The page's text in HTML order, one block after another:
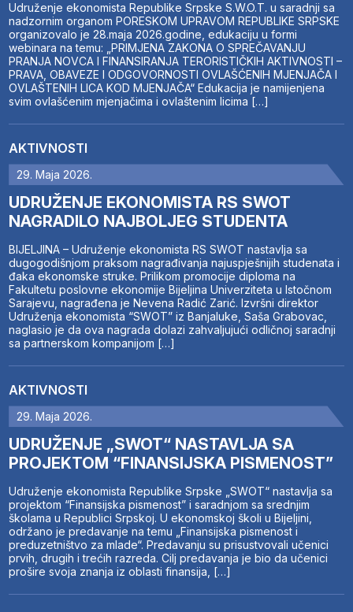
Udruženje ekonomista Republike Srpske S.W.O.T. u saradnji sa
nadzornim organom PORESKOM UPRAVOM REPUBLIKE SRPSKE
organizovalo je 28.maja 2026.godine, edukaciju u formi
webinara na temu: „PRIMJENA ZAKONA O SPREČAVANJU
PRANJA NOVCA I FINANSIRANJA TERORISTIČKIH AKTIVNOSTI –
PRAVA, OBAVEZE I ODGOVORNOSTI OVLAŠĆENIH MJENJAČA I
OVLAŠTENIH LICA KOD MJENJAČA“ Edukacija je namijenjena
svim ovlašćenim mjenjačima i ovlaštenim licima […]
AKTIVNOSTI
29. Maja 2026.
UDRUŽENJE EKONOMISTA RS SWOT
NAGRADILO NAJBOLJEG STUDENTA
BIJELJINA – Udruženje ekonomista RS SWOT nastavlja sa
dugogodišnjom praksom nagrađivanja najuspješnijih studenata i
đaka ekonomske struke. Prilikom promocije diploma na
Fakultetu poslovne ekonomije Bijeljina Univerziteta u Istočnom
Sarajevu, nagrađena je Nevena Radić Zarić. Izvršni direktor
Udruženja ekonomista “SWOT” iz Banjaluke, Saša Grabovac,
naglasio je da ova nagrada dolazi zahvaljujući odličnoj saradnji
sa partnerskom kompanijom […]
AKTIVNOSTI
29. Maja 2026.
UDRUŽENJE „SWOT“ NASTAVLJA SA
PROJEKTOM “FINANSIJSKA PISMENOST”
Udruženje ekonomista Republike Srpske „SWOT“ nastavlja sa
projektom “Finansijska pismenost” i saradnjom sa srednjim
školama u Republici Srpskoj. U ekonomskoj školi u Bijeljini,
održano je predavanje na temu „Finansijska pismenost i
preduzetništvo za mlade“. Predavanju su prisustvovali učenici
prvih, drugih i trećih razreda. Cilj predavanja je bio da učenici
prošire svoja znanja iz oblasti finansija, […]